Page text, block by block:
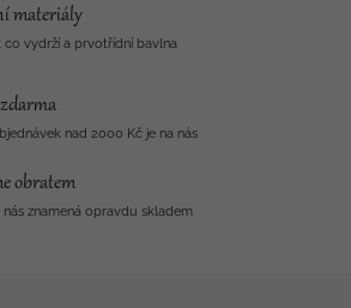
materiály
co vydrží a prvotřídní bavlna
nad 2000 Kč je na nás
obratem
znamená opravdu skladem